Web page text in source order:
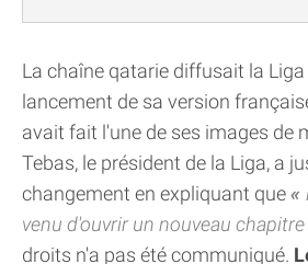
La chaîne qatarie diffusait la
lancement de sa version
avait fait l'une de ses images de
Tebas, le président de la Liga, a
changement en expliquant que
venu d'ouvrir un nouveau chapitre
droits n'a pas été communiqué.